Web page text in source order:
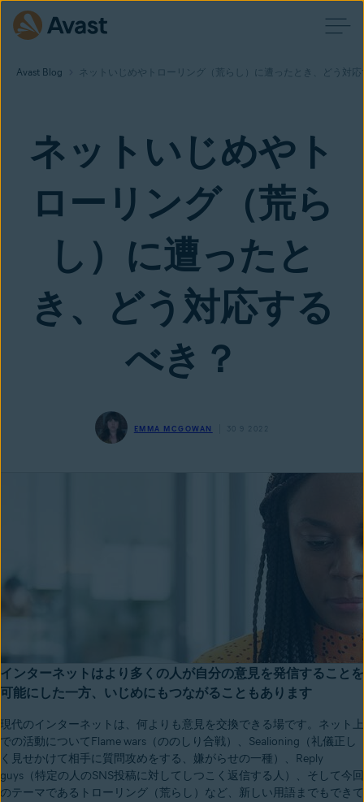
Avast Blog ネットいじめやトローリング（荒らし）に遭ったとき、どう対
ネットいじめやト
ローリング（荒ら
し）に遭ったと
き、どう対応する
べき？
EMMA MCGOWAN 30 9 2022
インターネットはより多くの人が自分の意見を発信することを
可能にした一方、いじめにもつながることもあります
現代のインターネットは、何よりも意見を交換できる場です。ネット上
での活動についてFlame wars（ののしり合戦）、Sealioning（礼儀正し
く見せかけて相手に質問攻めをする、嫌がらせの一種）、Reply
guys（特定の人のSNS投稿に対してしつこく返信する人）、そして今回
のテーマであるトローリング（荒らし）など、新しい用語までもできて